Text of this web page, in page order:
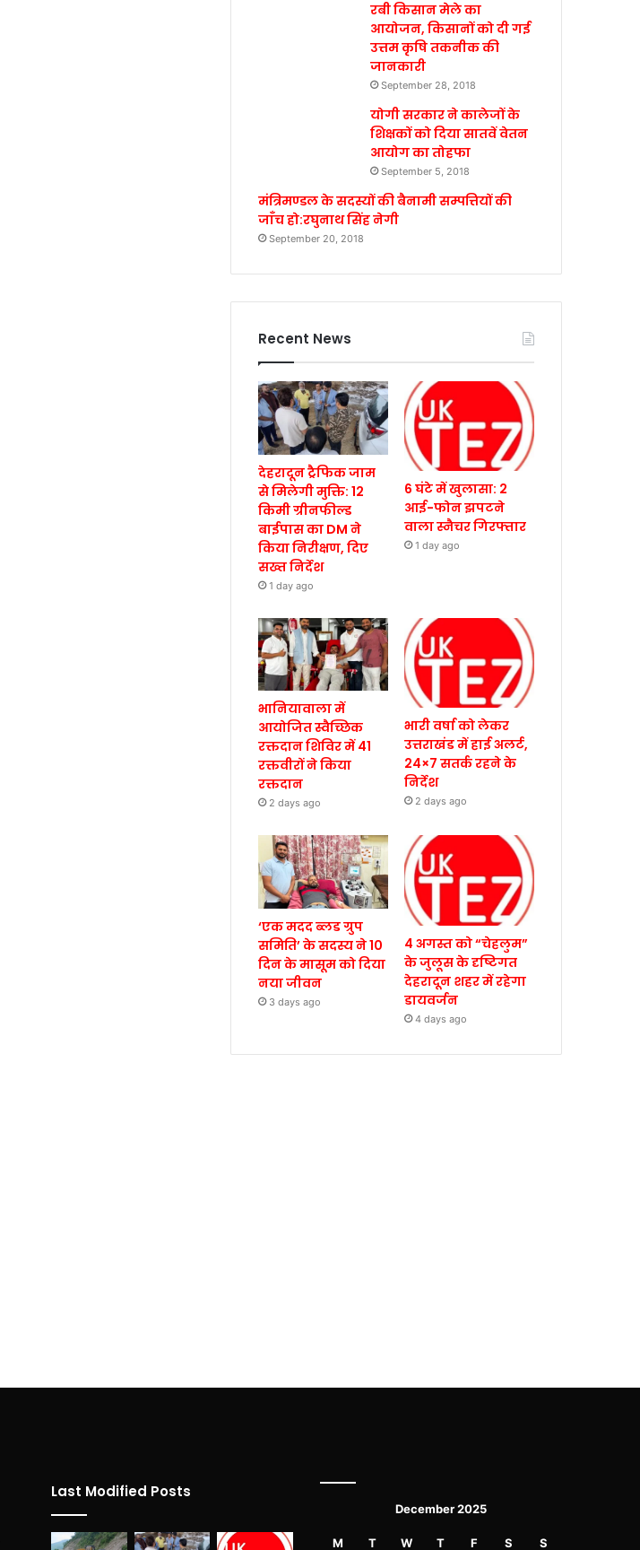
रबी किसान मेले का
आयोजन, किसानों को दी गई
उत्तम कृषि तकनीक की
जानकारी
September 28, 2018
योगी सरकार ने कालेजों के
शिक्षकों को दिया सातवें वेतन
आयोग का तोहफा
September 5, 2018
मंत्रिमण्डल के सदस्यों की बैनामी सम्पत्तियों की
जाँच हो:रघुनाथ सिंह नेगी
September 20, 2018
Recent News
देहरादून ट्रैफिक जाम
से मिलेगी मुक्ति: 12
किमी ग्रीनफील्ड
बाईपास का DM ने
किया निरीक्षण, दिए
सख्त निर्देश
1 day ago
6 घंटे में खुलासा: 2
आई-फोन झपटने
वाला स्नैचर गिरफ्तार
1 day ago
भानियावाला में
आयोजित स्वैच्छिक
रक्तदान शिविर में 41
रक्तवीरों ने किया
रक्तदान
2 days ago
भारी वर्षा को लेकर
उत्तराखंड में हाई अलर्ट,
24×7 सतर्क रहने के
निर्देश
2 days ago
‘एक मदद ब्लड ग्रुप
समिति’ के सदस्य ने 10
दिन के मासूम को दिया
नया जीवन
3 days ago
4 अगस्त को “चेहलुम”
के जुलूस के दृष्टिगत
देहरादून शहर में रहेगा
डायवर्जन
4 days ago
Last Modified Posts
December 2025
M T W T F S S